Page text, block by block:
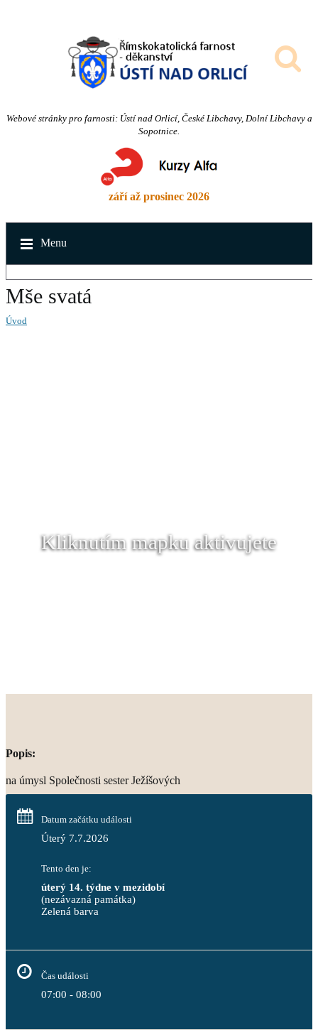
Webové stránky pro farnosti: Ústí nad Orlicí, České Libchavy, Dolní Libchavy a
Sopotnice.
září až prosinec 2026
Menu
Mše svatá
Úvod
Kliknutím mapku aktivujete
Popis:
na úmysl Společnosti sester Ježíšových
Datum začátku události
Úterý 7.7.2026
Tento den je:
úterý 14. týdne v mezidobí
(nezávazná památka)
Zelená barva
Čas události
07:00 - 08:00